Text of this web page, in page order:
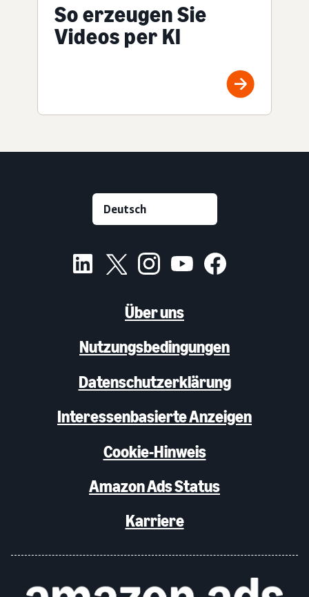
So erzeugen Sie
Videos per KI
Über uns
Nutzungsbedingungen
Datenschutzerklärung
Interessenbasierte Anzeigen
Cookie-Hinweis
Amazon Ads Status
Karriere